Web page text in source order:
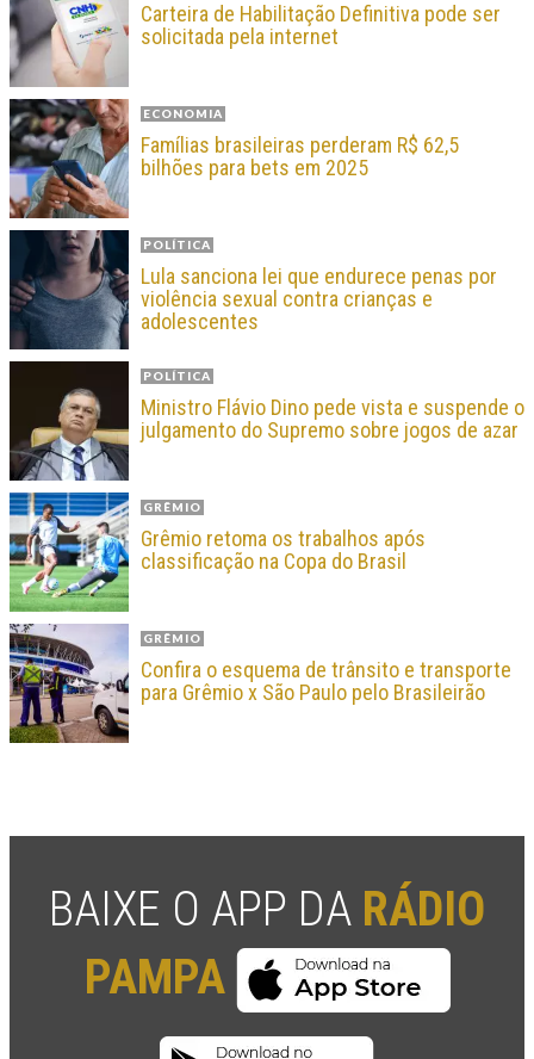
Carteira de Habilitação Definitiva pode ser
solicitada pela internet
ECONOMIA
Famílias brasileiras perderam R$ 62,5
bilhões para bets em 2025
POLÍTICA
Lula sanciona lei que endurece penas por
violência sexual contra crianças e
adolescentes
POLÍTICA
Ministro Flávio Dino pede vista e suspende o
julgamento do Supremo sobre jogos de azar
GRÊMIO
Grêmio retoma os trabalhos após
classificação na Copa do Brasil
GRÊMIO
Confira o esquema de trânsito e transporte
para Grêmio x São Paulo pelo Brasileirão
BAIXE O APP DA RÁDIO
PAMPA